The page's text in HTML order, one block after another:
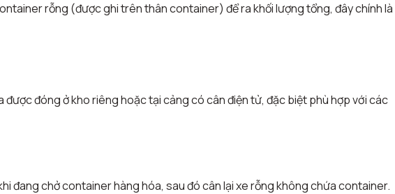
rỗng (được ghi trên thân container) để ra khối lượng tổng, đây chính là
đóng ở kho riêng hoặc tại cảng có cân điện tử, đặc biệt phù hợp với các
đang chở container hàng hóa, sau đó cân lại xe rỗng không chứa container.